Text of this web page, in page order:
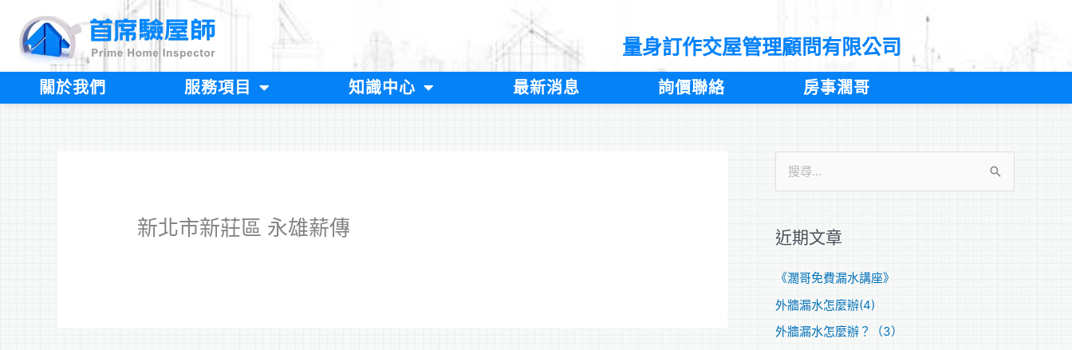
容
量身訂作交屋管理顧問有限公司
關於我們 服務項目 知識中心 最新消息 詢價聯絡 房事濶哥
新北市新莊區 永雄薪傳
鍵
字
近期文章
《濶哥免費漏水講座》
外牆漏水怎麼辦(4)
外牆漏水怎麼辦？（3）